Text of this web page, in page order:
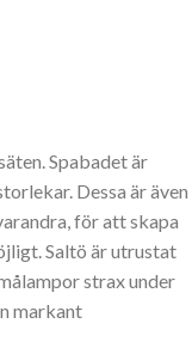
Spabadet är
Dessa är även
för att skapa
Saltö är utrustat
strax under
markant